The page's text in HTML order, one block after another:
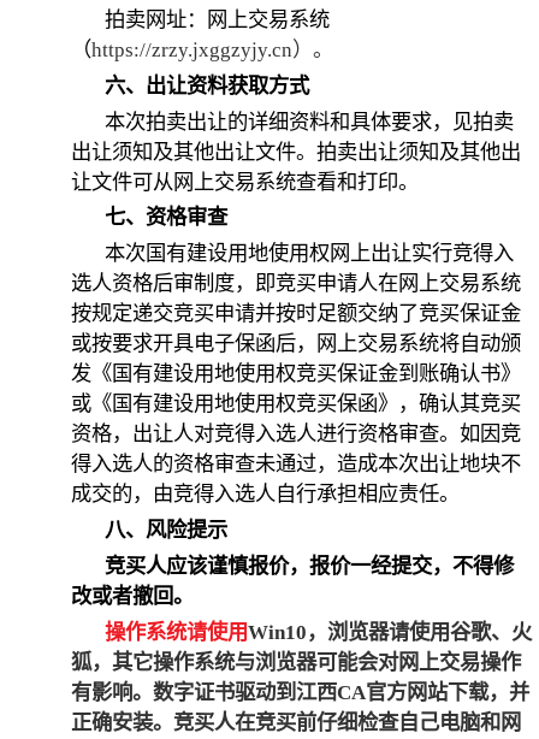
拍卖网址：网上交易系统
（https://zrzy.jxggzyjy.cn）。
六、出让资料获取方式
本次拍卖出让的详细资料和具体要求，见拍卖
出让须知及其他出让文件。拍卖出让须知及其他出
让文件可从网上交易系统查看和打印。
七、资格审查
本次国有建设用地使用权网上出让实行竞得入
选人资格后审制度，即竞买申请人在网上交易系统
按规定递交竞买申请并按时足额交纳了竞买保证金
或按要求开具电子保函后，网上交易系统将自动颁
发《国有建设用地使用权竞买保证金到账确认书》
或《国有建设用地使用权竞买保函》，确认其竞买
资格，出让人对竞得入选人进行资格审查。如因竞
得入选人的资格审查未通过，造成本次出让地块不
成交的，由竞得入选人自行承担相应责任。
八、风险提示
竞买人应该谨慎报价，报价一经提交，不得修
改或者撤回。
操作系统请使用Win10 ，浏览器请使用谷歌、火
狐，其它操作系统与浏览器可能会对网上交易操作
有影响。数字证书驱动到江西CA官方网站下载，并
正确安装。竞买人在竞买前仔细检查自己电脑和网